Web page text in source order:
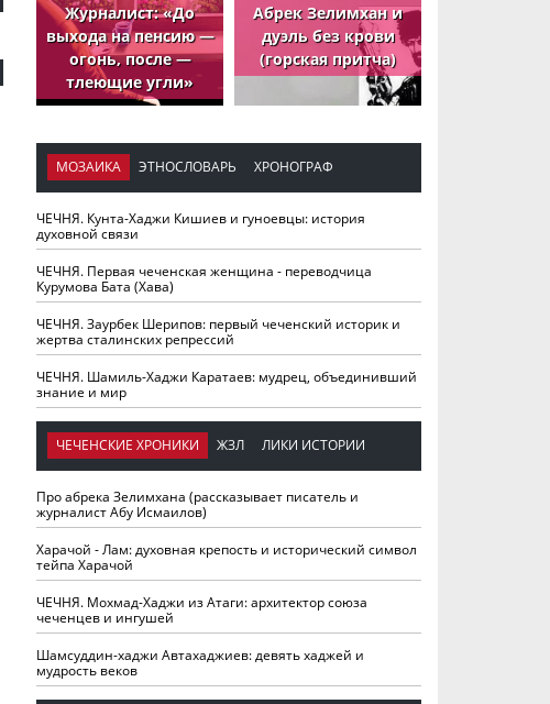
Журналист: «До
выхода на пенсию —
огонь, после —
тлеющие угли»
Абрек Зелимхан и
дуэль без крови
(горская притча)
МОЗАИКА ЭТНОСЛОВАРЬ ХРОНОГРАФ
ЧЕЧНЯ. Кунта-Хаджи Кишиев и гуноевцы: история
духовной связи
ЧЕЧНЯ. Первая чеченская женщина - переводчица
Курумова Бата (Хава)
ЧЕЧНЯ. Заурбек Шерипов: первый чеченский историк и
жертва сталинских репрессий
ЧЕЧНЯ. Шамиль-Хаджи Каратаев: мудрец, объединивший
знание и мир
ЧЕЧЕНСКИЕ ХРОНИКИ ЖЗЛ ЛИКИ ИСТОРИИ
Про абрека Зелимхана (рассказывает писатель и
журналист Абу Исмаилов)
Харачой - Лам: духовная крепость и исторический символ
тейпа Харачой
ЧЕЧНЯ. Мохмад-Хаджи из Атаги: архитектор союза
чеченцев и ингушей
Шамсуддин-хаджи Автахаджиев: девять хаджей и
мудрость веков